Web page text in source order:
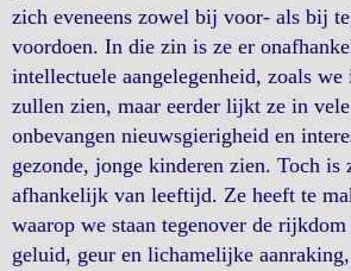
zich eveneens zowel bij voor- als bij
voordoen. In die zin is ze er
intellectuele aangelegenheid, zoals
zullen zien, maar eerder lijkt ze in
onbevangen nieuwsgierigheid en
gezonde, jonge kinderen zien. Toch is
afhankelijk van leeftijd. Ze heeft te
waarop we staan tegenover de
geluid, geur en lichamelijke